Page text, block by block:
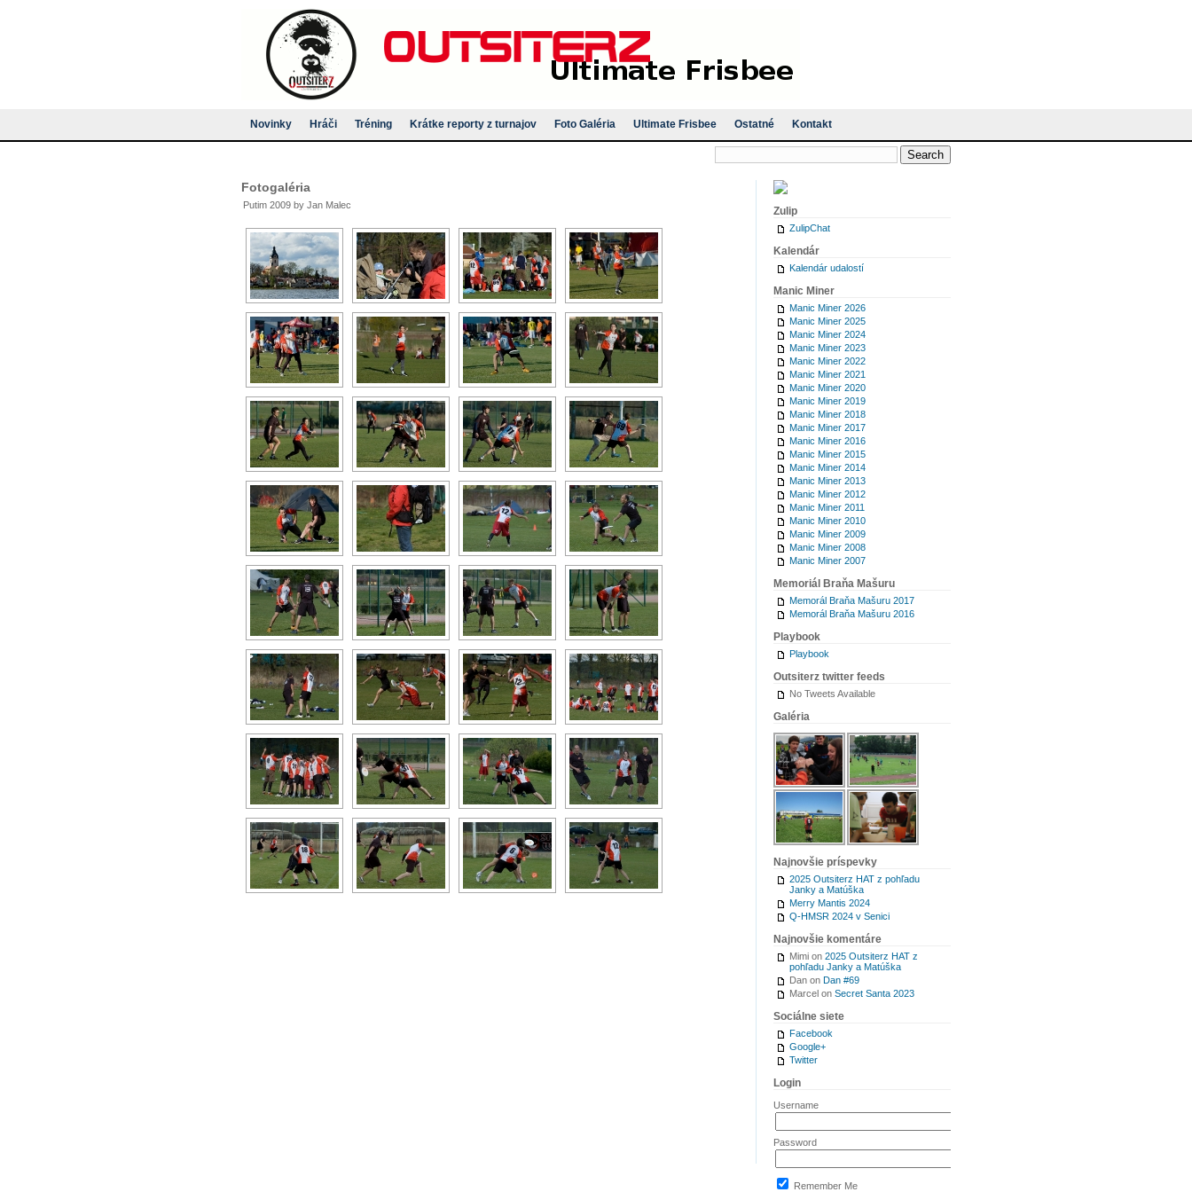
Novinky Hráči Tréning Krátke reporty z turnajov Foto Galéria Ultimate Frisbee Ostatné Kontakt
Fotogaléria
Putim 2009 by Jan Malec
Zulip
ZulipChat
Kalendár
Kalendár udalostí
Manic Miner
Manic Miner 2026
Manic Miner 2025
Manic Miner 2024
Manic Miner 2023
Manic Miner 2022
Manic Miner 2021
Manic Miner 2020
Manic Miner 2019
Manic Miner 2018
Manic Miner 2017
Manic Miner 2016
Manic Miner 2015
Manic Miner 2014
Manic Miner 2013
Manic Miner 2012
Manic Miner 2011
Manic Miner 2010
Manic Miner 2009
Manic Miner 2008
Manic Miner 2007
Memoriál Braňa Mašuru
Memorál Braňa Mašuru 2017
Memorál Braňa Mašuru 2016
Playbook
Playbook
Outsiterz twitter feeds
No Tweets Available
Galéria
Najnovšie príspevky
2025 Outsiterz HAT z pohľadu
Janky a Matúška
Merry Mantis 2024
Q-HMSR 2024 v Senici
Najnovšie komentáre
Mimi on 2025 Outsiterz HAT z
pohľadu Janky a Matúška
Dan on Dan #69
Marcel on Secret Santa 2023
Sociálne siete
Facebook
Google+
Twitter
Login
Username
Password
Remember Me